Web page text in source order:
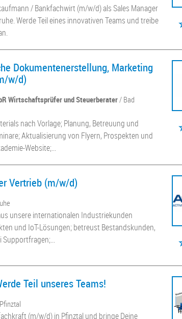
/ Bankfachwirt (m/w/d) als Sales Manager
Werde Teil eines innovativen Teams und treibe
Dokumentenerstellung, Marketing
w/d)
Wirtschaftsprüfer und Steuerberater/ Bad
nach Vorlage; Planung, Betreuung und
Aktualisierung von Flyern, Prospekten und
Website;...
Vertrieb (m/w/d)
unsere internationalen Industriekunden
und IoT-Lösungen; betreust Bestandskunden,
Teil unseres Teams!
(m/w/d) in Pfinztal und bringe Deine